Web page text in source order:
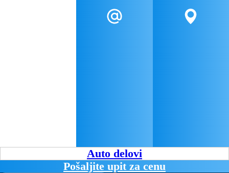
Auto delovi
Pošaljite upit za cenu